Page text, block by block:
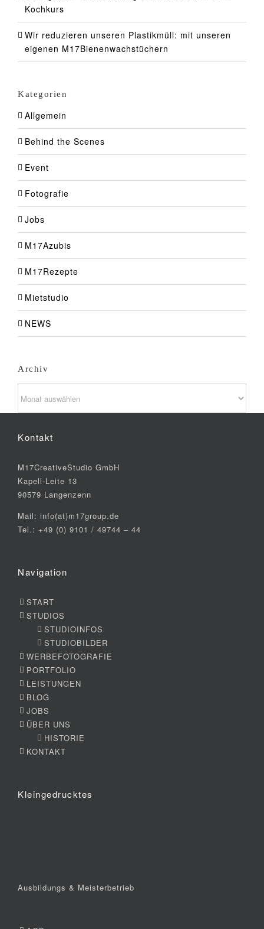
Kochkurs
Wir reduzieren unseren Plastikmüll: mit unseren
eigenen M17Bienenwachstüchern
Kategorien
Allgemein
Behind the Scenes
Event
Fotografie
Jobs
M17Azubis
M17Rezepte
Mietstudio
NEWS
Archiv
Kontakt
M17CreativeStudio GmbH
Kapell-Leite 13
90579 Langenzenn
Mail: info(at)m17group.de
Tel.: +49 (0) 9101 / 49744 – 44
Navigation
START
STUDIOS
STUDIOINFOS
STUDIOBILDER
WERBEFOTOGRAFIE
PORTFOLIO
LEISTUNGEN
BLOG
JOBS
ÜBER UNS
HISTORIE
KONTAKT
Kleingedrucktes
Ausbildungs & Meisterbetrieb